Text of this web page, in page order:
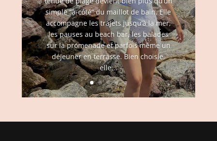
simple “à-côté” du maillot de bain. Elle
accompagne les trajets jusqu’à la mer,
les pauses au beach bar, les balades
sur la promenade et parfois même un
déjeuner en terrasse. Bien choisie,
elle...